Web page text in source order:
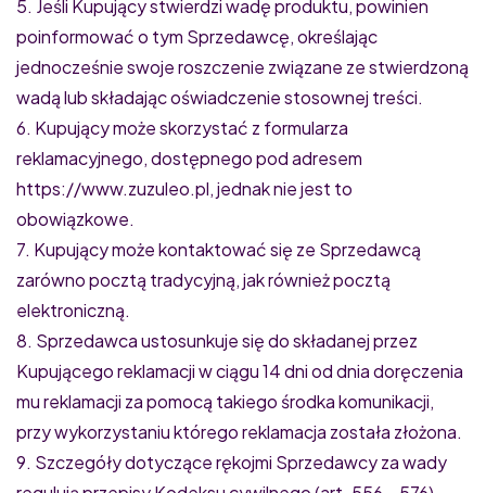
5. Jeśli Kupujący stwierdzi wadę produktu, powinien
poinformować o tym Sprzedawcę, określając
jednocześnie swoje roszczenie związane ze stwierdzoną
wadą lub składając oświadczenie stosownej treści.
6. Kupujący może skorzystać z formularza
reklamacyjnego, dostępnego pod adresem
https://www.zuzuleo.pl, jednak nie jest to
obowiązkowe.
7. Kupujący może kontaktować się ze Sprzedawcą
zarówno pocztą tradycyjną, jak również pocztą
elektroniczną.
8. Sprzedawca ustosunkuje się do składanej przez
Kupującego reklamacji w ciągu 14 dni od dnia doręczenia
mu reklamacji za pomocą takiego środka komunikacji,
przy wykorzystaniu którego reklamacja została złożona.
9. Szczegóły dotyczące rękojmi Sprzedawcy za wady